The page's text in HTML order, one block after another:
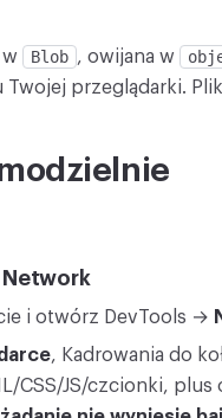
Blob , owijana w
przeglądarki.
Network
i otwórz DevTools →
, Kadrowania do
CSS/JS/czcionki,